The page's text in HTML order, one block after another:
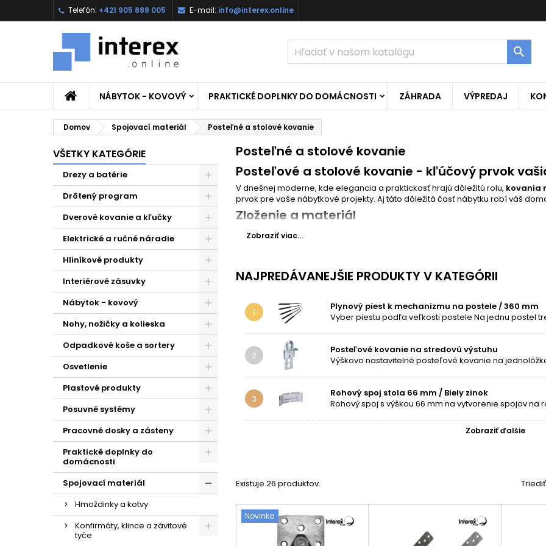
Telefón: +421 905 888 005 E-mail: info@interex.online

NÁBYTOK - KOVOVÝ PRAKTICKÉ DOPLNKY DO DOMÁCNOSTI ZÁHRADA VÝPREDAJ
Domov Spojovací materiál Posteľné a stolové kovanie
VŠETKY KATEGÓRIE
Drezy a batérie
Drôtený program
Dverové kovanie a kľučky
Elektrické a ručné náradie
Hliníkové produkty
Interiérové zásuvky
Nábytok - kovový
Nohy, nožičky a kolieska
Odpadkové koše a sortery
Osvetlenie
Plastové produkty
Posuvné systémy
Pracovné dosky a zásteny
Praktické doplnky do
domácnosti
Spojovací materiál
Hmoždinky a kotvy
Konfirmáty, klince a závitové
tyče
Posteľné a stolové kovanie
Posteľové a stolové kovanie - kľúčový prvok
V dnešnej moderne, kde elegancia a praktickosť hrajú dôležitú rolu, kovania
prvok pre vaše nábytkové projekty. Aj táto dôležitá časť nábytku robí váš
Zloženie a materiál
Každé naše kovanie na posteľ a kovanie na stôl je vyrobené z kvalitných
Aké kovania na posteľ a stôl ponúkame?
domácnosti nájdete v kategóriíspojovací materiál.
✅ Prečo zvážiť nákup kovaní na nábytok
Výhody použitia posteľových kovaní a kovaní na stôl sú zrejmé -
vyklápanie a skladanie posteles ľahkosťou, čím vytvára viac voľného
jednoduchý stôl na praktický pracovný priestor.
Zobraziť viac...
NAJPREDÁVANEJŠIE PRODUKTY V KATEGÓRII
1
Plynový piest k mechanizmu na postele / 360 mm
2
Posteľové kovanie na stredovú výstuhu
3
Rohový spoj stola 66 mm / Biely zinok
Rohový spoj s výškou 66 mm na vytvorenie spojov na
Zobraziť ďalšie
Existuje 26 produktov.
Novinka